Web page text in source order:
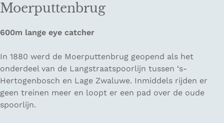
Moerputtenbrug
600m lange eye catcher
In 1880 werd de Moerputtenbrug geopend als het
onderdeel van de Langstraatspoorlijn tussen ‘s-
Hertogenbosch en Lage Zwaluwe. Inmiddels rijden er
geen treinen meer en loopt er een pad over de oude
spoorlijn.